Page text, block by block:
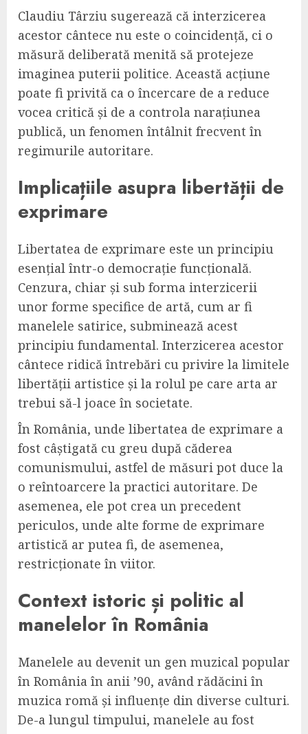
Claudiu Târziu sugerează că interzicerea
acestor cântece nu este o coincidență, ci o
măsură deliberată menită să protejeze
imaginea puterii politice. Această acțiune
poate fi privită ca o încercare de a reduce
vocea critică și de a controla narațiunea
publică, un fenomen întâlnit frecvent în
regimurile autoritare.
Implicațiile asupra libertății de
exprimare
Libertatea de exprimare este un principiu
esențial într-o democrație funcțională.
Cenzura, chiar și sub forma interzicerii
unor forme specifice de artă, cum ar fi
manelele satirice, subminează acest
principiu fundamental. Interzicerea acestor
cântece ridică întrebări cu privire la limitele
libertății artistice și la rolul pe care arta ar
trebui să-l joace în societate.
În România, unde libertatea de exprimare a
fost câștigată cu greu după căderea
comunismului, astfel de măsuri pot duce la
o reîntoarcere la practici autoritare. De
asemenea, ele pot crea un precedent
periculos, unde alte forme de exprimare
artistică ar putea fi, de asemenea,
restricționate în viitor.
Context istoric și politic al
manelelor în România
Manelele au devenit un gen muzical popular
în România în anii ’90, având rădăcini în
muzica romă și influențe din diverse culturi.
De-a lungul timpului, manelele au fost